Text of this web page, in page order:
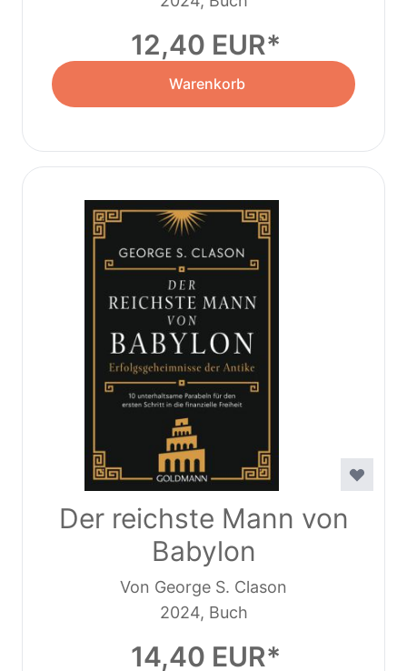
12,40 EUR
Warenkorb
Der reichste Mann von
Babylon
Von George S. Clason
2024, Buch
14,40 EUR